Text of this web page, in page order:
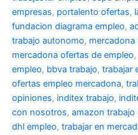
empresas, portalento ofertas,
fundacion diagrama empleo,
trabajo autonomo,
mercadona ofertas de empleo,
empleo, bbva trabajo, trabajar
ofertas empleo mercadona,
opiniones, inditex trabajo,
con nosotros, amazon trabajo
dhl empleo, trabajar en